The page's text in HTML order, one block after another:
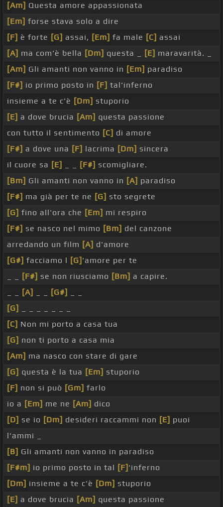
[Am] Questa amore appassionata
[Em] forse stava solo a dire
[F] è forte [G] assai, [Em] fa male [C] assai
[A] ma com'è bella [Dm] questa _ [E] maravarità. _
[Am] Gli amanti non vanno in [Em] paradiso
[F#] io primo posto in [F] tal'inferno
insieme a te c'è [Dm] stuporio
[E] a dove brucia [Am] questa passione
con tutto il sentimento [C] di amore
[F#] a dove una [F] lacrima [Dm] sincera
il cuore sa [E] [F#] scomigliare.
[Bm] Gli amanti non vanno in [A] paradiso
[F#] ma già per te ne [G] sto segrete
[G] fino all'ora che [Em] mi respiro
[F#] se nasco nel mimo [Bm] del canzone
arredando un film [A] d'amore
[G#] facciamo l [G] 'amore per te
[F#] se non riusciamo [Bm] a capire.
[A] [G#]
[G]
[C] Non mi porto a casa tua
[G] non ti porto a casa mia
[Am] ma nasco con stare di gare
[G] questa è la tua [Em] stuporio
[F] non si può [Gm] farlo
io a [Em] me ne [Am] dico
[D] se io [Dm] desideri raccammi non [E] puoi
l'ammi _
[B] Gli amanti non vanno in paradiso
[F#m] io primo posto in tal [F] 'inferno
[Dm] insieme a te c'è [Dm] stuporio
[E] a dove brucia [Am] questa passione